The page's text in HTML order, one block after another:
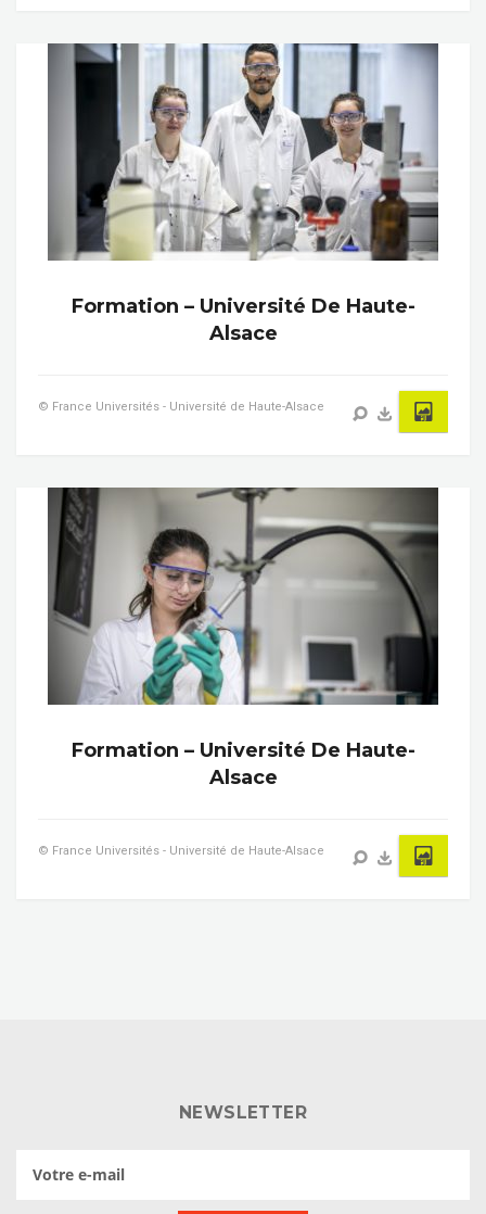
Formation – Université De Haute-
Alsace
© France Universités - Université de Haute-Alsace
Formation – Université De Haute-
Alsace
© France Universités - Université de Haute-Alsace
NEWSLETTER